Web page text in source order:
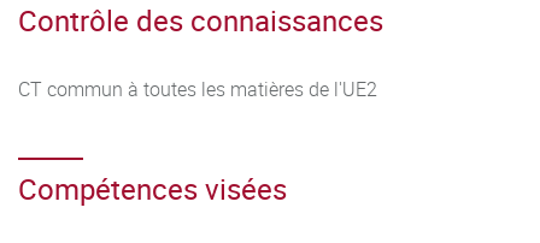
Contrôle des connaissances
CT commun à toutes les matières de l'UE2
Compétences visées